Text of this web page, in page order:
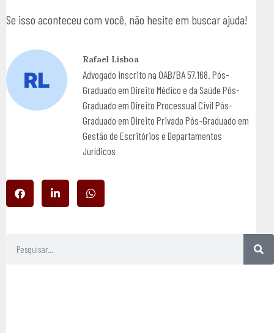
Se isso aconteceu com você, não hesite em buscar ajuda!
Rafael Lisboa
Advogado inscrito na OAB/BA 57.168. Pós-
Graduado em Direito Médico e da Saúde Pós-
Graduado em Direito Processual Civil Pós-
Graduado em Direito Privado Pós-Graduado em
Gestão de Escritórios e Departamentos
Jurídicos